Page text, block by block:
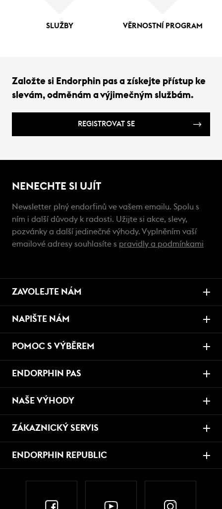
SLUŽBY VĚRNOSTNÍ PROGRAM
Založte si Endorphin pas a získejte přístup ke
slevám, odměnám a výjimečným službám.
REGISTROVAT SE
NENECHTE SI UJÍT
Newsletter plný endorfinů ve vašem emailu. Spolu s
ním i další důvody k radosti. Užijte si akce, slevy,
pozvánky a další jedinečné výhody. Vyplněním vaší
emailové adresy souhlasíte s pravidly a podmínkami
ZAVOLEJTE NÁM
NAPIŠTE NÁM
POMOC S VÝBĚREM
ENDORPHIN PAS
NAŠE VÝHODY
ZÁKAZNICKÝ SERVIS
ENDORPHIN REPUBLIC